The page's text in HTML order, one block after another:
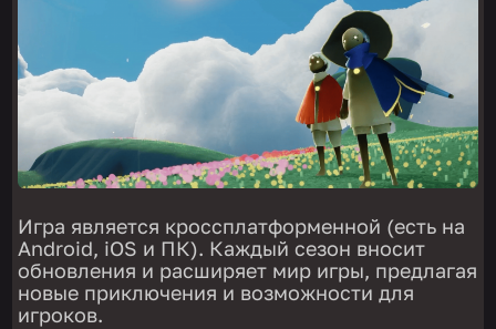
Игра является кроссплатформенной (есть на
Android, iOS и ПК). Каждый сезон вносит
обновления и расширяет мир игры, предлагая
новые приключения и возможности для
игроков.